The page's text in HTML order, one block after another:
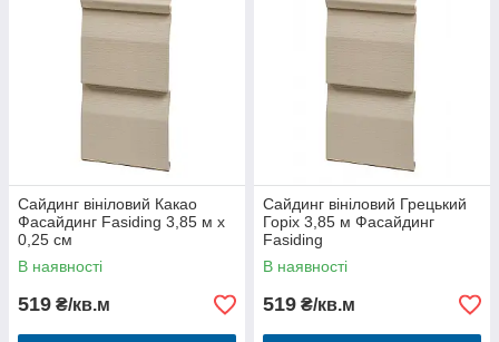
Сайдинг вініловий Какао
Фасайдинг Fasiding 3,85 м х
0,25 см
В наявності
519 ₴/кв.м
Сайдинг вініловий Грецький
Горіх 3,85 м Фасайдинг
Fasiding
В наявності
519 ₴/кв.м